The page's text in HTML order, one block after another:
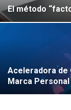
El método
Aceleradora de
Marca